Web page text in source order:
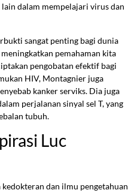
dalam mempelajari virus dan
sangat penting bagi dunia
pemahaman kita
pengobatan efektif bagi
HIV, Montagnier juga
kanker serviks. Dia juga
perjalanan sinyal sel T, yang
tubuh.
Luc
dan ilmu pengetahuan